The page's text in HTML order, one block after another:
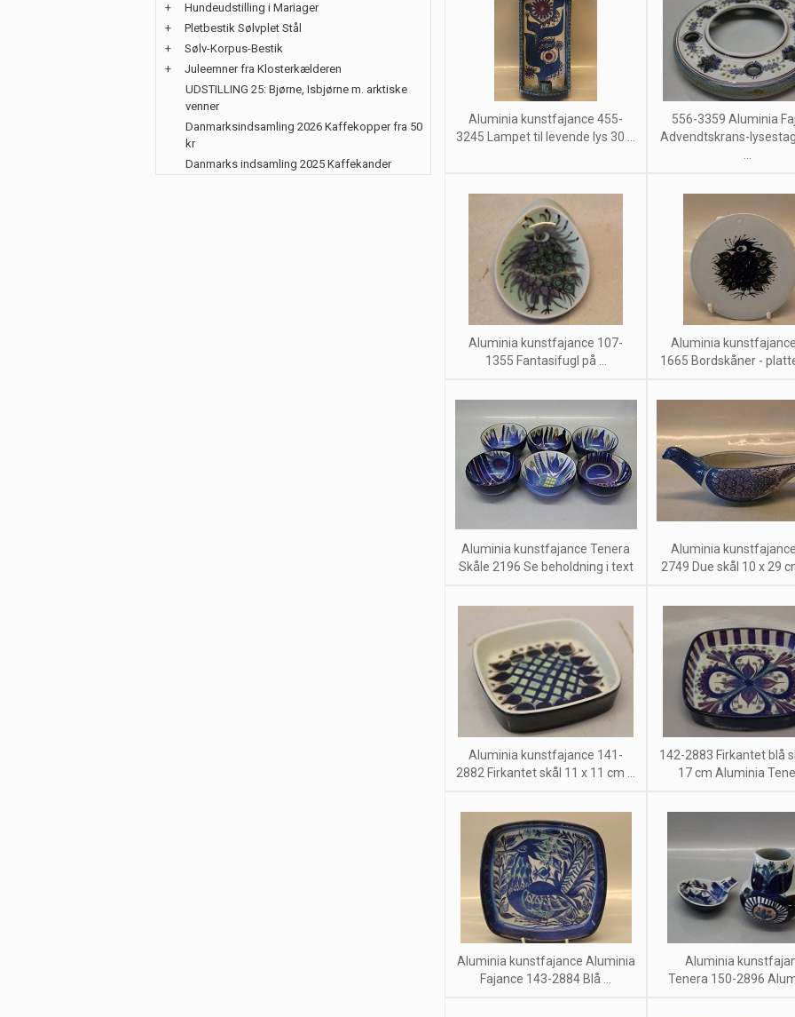
Aluminia kunstfajance 455-
3245 Lampet til levende lys 30 ...
556-3359 Aluminia
Advendtskrans-
Aluminia kunstfajance 107-
1355 Fantasifugl på ...
Aluminia
1665 Bordskåner -
Aluminia kunstfajance Tenera
Skåle 2196 Se beholdning i text
Aluminia
2749 Due skål 10 x 29
Aluminia kunstfajance 141-
2882 Firkantet skål 11 x 11 cm ...
142-2883 Firkantet blå
17 cm Aluminia
Aluminia kunstfajance Aluminia
Fajance 143-2884 Blå ...
Aluminia
Tenera 150-2896
+
Hundeudstilling i Mariager
+
Pletbestik Sølvplet Stål
+
Sølv-Korpus-Bestik
+
Juleemner fra Klosterkælderen
UDSTILLING 25: Bjørne, Isbjørne m. arktiske
venner
Danmarksindsamling 2026 Kaffekopper fra 50
kr
Danmarks indsamling 2025 Kaffekander